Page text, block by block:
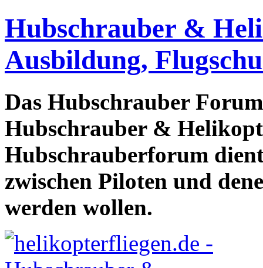
Hubschrauber &
Ausbildung,
Das Hubschrauber
Hubschrauber &
Hubschrauberforum
zwischen Piloten und
werden wollen.